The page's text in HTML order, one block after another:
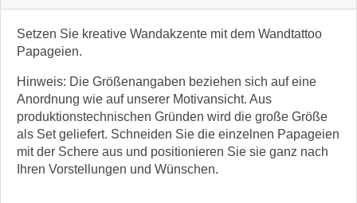
Setzen Sie kreative Wandakzente mit dem Wandtattoo
Papageien.
Hinweis: Die Größenangaben beziehen sich auf eine
Anordnung wie auf unserer Motivansicht. Aus
produktionstechnischen Gründen wird die große Größe
als Set geliefert. Schneiden Sie die einzelnen Papageien
mit der Schere aus und positionieren Sie sie ganz nach
Ihren Vorstellungen und Wünschen.